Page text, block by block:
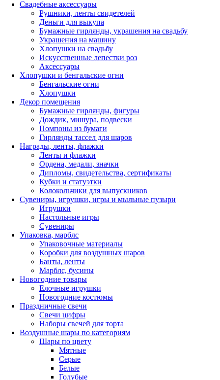
Свадебные аксессуары
Рушники, ленты свидетелей
Деньги для выкупа
Бумажные гирлянды, украшения на свадьбу
Украшения на машину
Хлопушки на свадьбу
Искусственные лепестки роз
Аксессуары
Хлопушки и бенгальские огни
Бенгальские огни
Хлопушки
Декор помещения
Бумажные гирлянды, фигуры
Дождик, мишура, подвески
Помпоны из бумаги
Гирлянды тассел для шаров
Награды, ленты, флажки
Ленты и флажки
Ордена, медали, значки
Дипломы, свидетельства, сертификаты
Кубки и статуэтки
Колокольчики для выпускников
Сувениры, игрушки, игры и мыльные пузыри
Игрушки
Настольные игры
Сувениры
Упаковка, марблс
Упаковочные материалы
Коробки для воздушных шаров
Банты, ленты
Марблс, бусины
Новогодние товары
Елочные игрушки
Новогодние костюмы
Праздничные свечи
Свечи цифры
Наборы свечей для торта
Воздушные шары по категориям
Шары по цвету
Мятные
Серые
Белые
Голубые